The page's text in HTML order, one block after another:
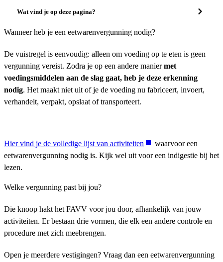
Wat vind je op deze pagina?
Wanneer heb je een eetwarenvergunning nodig?
De vuistregel is eenvoudig: alleen om voeding op te eten is geen
vergunning vereist. Zodra je op een andere maniermet
voedingsmiddelen aan de slag gaat, heb je deze erkenning
nodig. Het maakt niet uit of je de voeding nu fabriceert, invoert,
verhandelt, verpakt, opslaat of transporteert.
Hier vind je de volledige lijst van activiteiten
waarvoor een
eetwarenvergunning nodig is. Kijk wel uit voor een indigestie bij het
lezen.
Welke vergunning past bij jou?
Die knoop hakt het FAVV voor jou door, afhankelijk van jouw
activiteiten. Er bestaan drie vormen, die elk een andere controle en
procedure met zich meebrengen.
Open je meerdere vestigingen? Vraag dan een eetwarenvergunning